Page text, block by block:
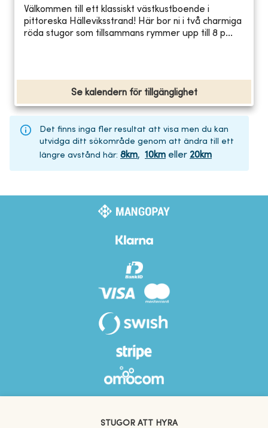
Välkommen till ett klassiskt västkustboende i
pittoreska Hälleviksstrand! Här bor ni i två charmiga
röda stugor som tillsammans rymmer upp till 8 p...
Se kalendern för tillgänglighet
Det finns inga fler resultat att visa men du kan
utvidga ditt sökområde genom att ändra till ett
längre avstånd här: 8km, 10km eller 20km
STUGOR ATT HYRA